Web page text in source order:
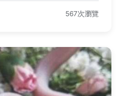
567次瀏覽